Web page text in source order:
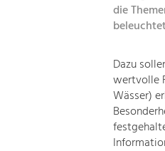
Art & Culture
Social Affairs,
Equality, Youth and Integration.
die
Dazu
wertvolle
Wässer)